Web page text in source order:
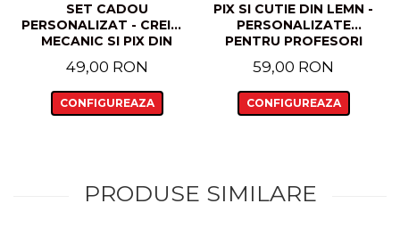
SET CADOU
PERSONALIZAT - CREION
MECANIC SI PIX DIN
49,00 RON
CONFIGUREAZA
PIX SI CUTIE DIN LEMN -
PERSONALIZATE
PENTRU PROFESORI
59,00 RON
CONFIGUREAZA
PRODUSE SIMILARE